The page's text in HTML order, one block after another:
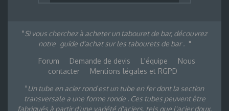
Si vous cherchez à acheter un tabouret de bar, découvrez
notre guide d'achat sur les tabourets de bar .
Forum
Demande de devis L'équipe
Nous
contacter
Mentions légales et RGPD
Un tube en acier rond est un tube en fer dont la section
transversale a une forme ronde . Ces tubes peuvent être
fabriqués à partir d'une variété d'aciers, tels que l'acier doux,